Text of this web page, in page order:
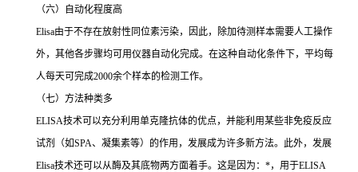
（六）自动化程度高
Elisa由于不存在放射性同位素污染，因此，除加待测样本需要人工操作
外，其他各步骤均可用仪器自动化完成。在这种自动化条件下，平均每
人每天可完成2000余个样本的检测工作。
（七）方法种类多
ELISA技术可以充分利用单克隆抗体的优点，并能利用某些非免疫反应
试剂（如SPA、凝集素等）的作用，发展成为许多新方法。此外，发展
Elisa技术还可以从酶及其底物两方面着手。这是因为： *，用于ELISA